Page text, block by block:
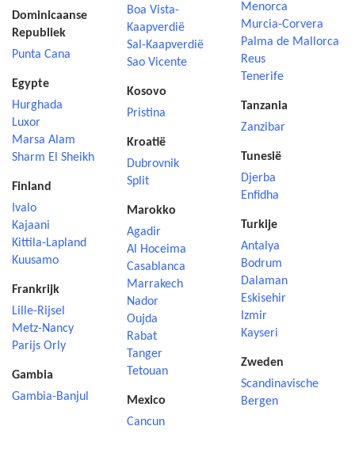
Dominicaanse
Republiek
Punta Cana
Egypte
Hurghada
Luxor
Marsa Alam
Sharm El Sheikh
Finland
Ivalo
Kajaani
Kittila-Lapland
Kuusamo
Frankrijk
Lille-Rijsel
Metz-Nancy
Parijs Orly
Gambia
Gambia-Banjul
Boa Vista-
Kaapverdië
Sal-Kaapverdië
Sao Vicente
Kosovo
Pristina
Kroatië
Dubrovnik
Split
Marokko
Agadir
Al Hoceima
Casablanca
Marrakech
Nador
Oujda
Rabat
Tanger
Tetouan
Mexico
Cancun
Menorca
Murcia-Corvera
Palma de Mallorca
Reus
Tenerife
Tanzania
Zanzibar
Tunesië
Djerba
Enfidha
Turkije
Antalya
Bodrum
Dalaman
Eskisehir
Izmir
Kayseri
Zweden
Scandinavische
Bergen